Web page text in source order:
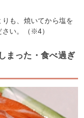
も、焼いてから塩を
い。（※4）
まった・食べ過ぎ